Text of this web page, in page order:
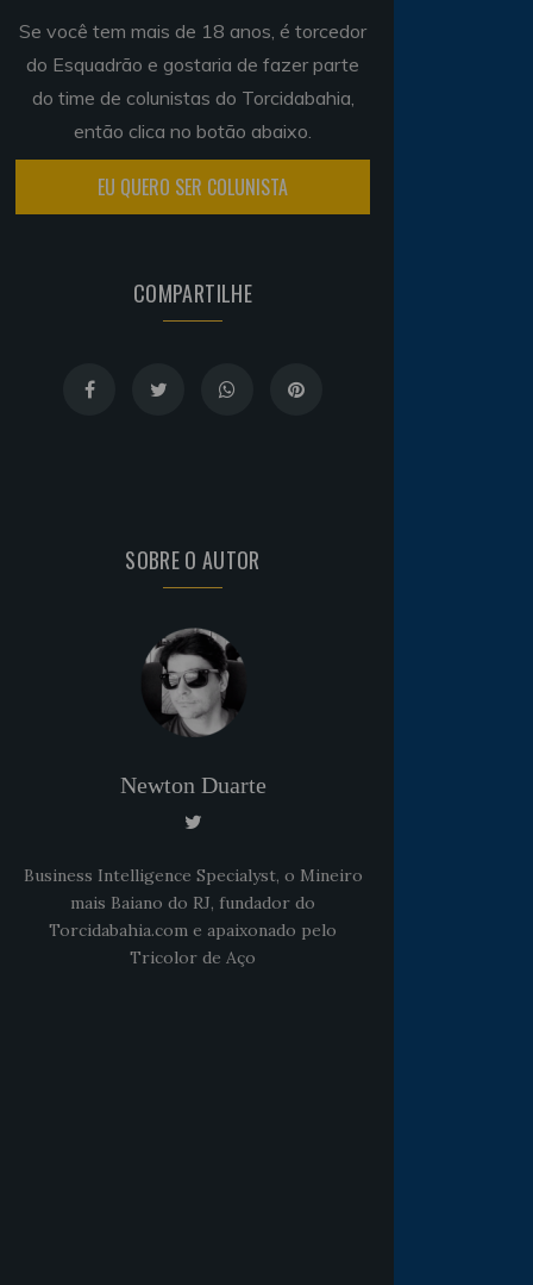
Se você tem mais de 18 anos, é torcedor
do Esquadrão e gostaria de fazer parte
do time de colunistas do Torcidabahia,
então clica no botão abaixo.
EU QUERO SER COLUNISTA
COMPARTILHE
SOBRE O AUTOR
Newton Duarte
Business Intelligence Specialyst, o Mineiro
mais Baiano do RJ, fundador do
Torcidabahia.com e apaixonado pelo
Tricolor de Aço